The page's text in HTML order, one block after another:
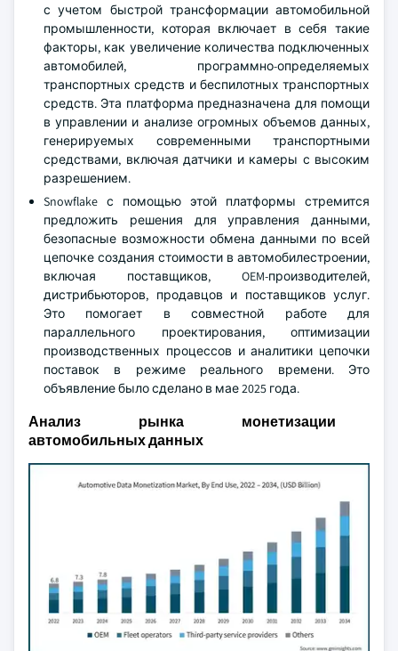
с учетом быстрой трансформации автомобильной
промышленности, которая включает в себя такие
факторы, как увеличение количества подключенных
автомобилей, программно-определяемых
транспортных средств и беспилотных транспортных
средств. Эта платформа предназначена для помощи
в управлении и анализе огромных объемов данных,
генерируемых современными транспортными
средствами, включая датчики и камеры с высоким
разрешением.
Snowflake с помощью этой платформы стремится
предложить решения для управления данными,
безопасные возможности обмена данными по всей
цепочке создания стоимости в автомобилестроении,
включая поставщиков, OEM-производителей,
дистрибьюторов, продавцов и поставщиков услуг.
Это помогает в совместной работе для
параллельного проектирования, оптимизации
производственных процессов и аналитики цепочки
поставок в режиме реального времени. Это
объявление было сделано в мае 2025 года.
Анализ рынка монетизации
автомобильных данных